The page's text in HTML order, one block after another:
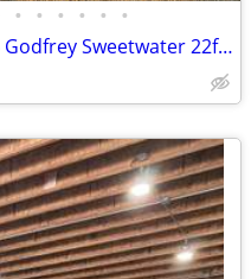
• • • • • •
Last chance to SAVE BIG 2026 Godfrey Sweetwater 22ft Split Bench 150hp